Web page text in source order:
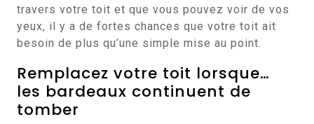
travers votre toit et que vous pouvez voir de vos
yeux, il y a de fortes chances que votre toit ait
besoin de plus qu’une simple mise au point.
Remplacez votre toit lorsque…
les bardeaux continuent de
tomber